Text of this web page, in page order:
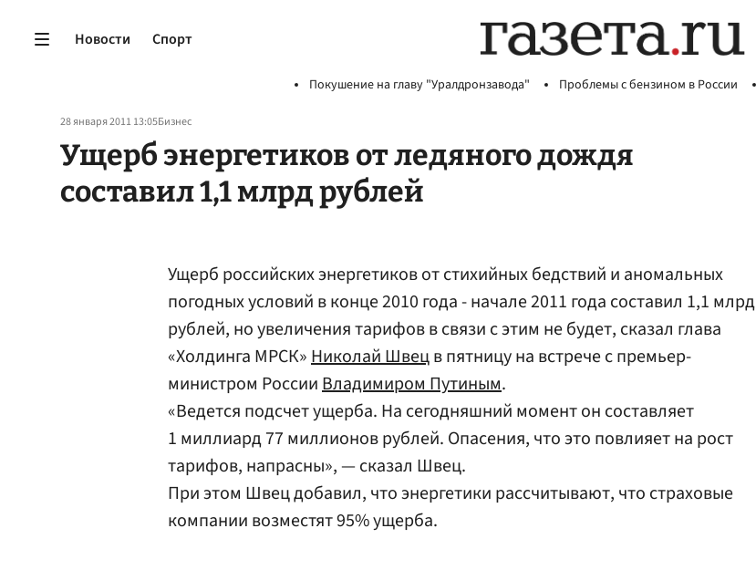
Новости Спорт
Покушение на главу "Уралдронзавода" Проблемы с бензином в России
28 января 2011 13:05Бизнес
Ущерб энергетиков от ледяного дождя
составил 1,1 млрд рублей
Ущерб российских энергетиков от стихийных бедствий и аномальных
погодных условий в конце 2010 года - начале 2011 года составил 1,1 млрд
рублей, но увеличения тарифов в связи с этим не будет, сказал глава
«Холдинга МРСК»Николай Швецв пятницу на встрече с премьер-
министром РоссииВладимиром Путиным.
«Ведется подсчет ущерба. На сегодняшний момент он составляет
1 миллиард 77 миллионов рублей. Опасения, что это повлияет на рост
тарифов, напрасны», — сказал Швец.
При этом Швец добавил, что энергетики рассчитывают, что страховые
компании возместят 95% ущерба.